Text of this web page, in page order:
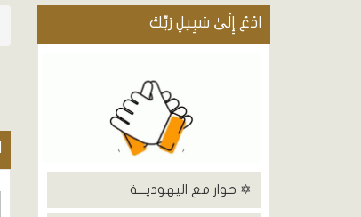
ادْعُ إِلَىٰ سَبِيلِ رَبِّكَ
✡ حوار مع اليهوديـــة